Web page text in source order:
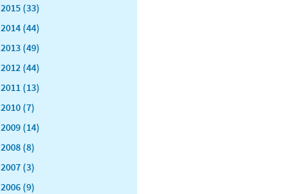
2015 (33)
2014 (44)
2013 (49)
2012 (44)
2011 (13)
2010 (7)
2009 (14)
2008 (8)
2007 (3)
2006 (9)